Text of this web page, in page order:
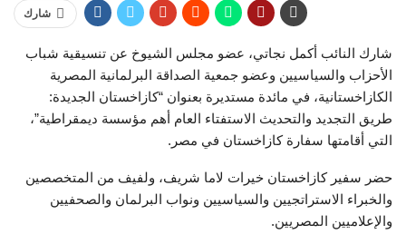
شارك
شارك النائب أكمل نجاتي، عضو مجلس الشيوخ عن تنسيقية شباب
الأحزاب والسياسيين وعضو جمعية الصداقة البرلمانية المصرية
الكازاخستانية، في مائدة مستديرة بعنوان “كازاخستان الجديدة:
طريق التجديد والتحديث الاستفتاء العام أهم مؤسسة ديمقراطية”،
التي أقامتها سفارة كازاخستان في مصر.
حضر سفير كازاخستان خيرات لاما شريف، ولفيف من المتخصصين
والخبراء الاستراتجيين والسياسيين ونواب البرلمان والصحفيين
والإعلاميين المصريين.